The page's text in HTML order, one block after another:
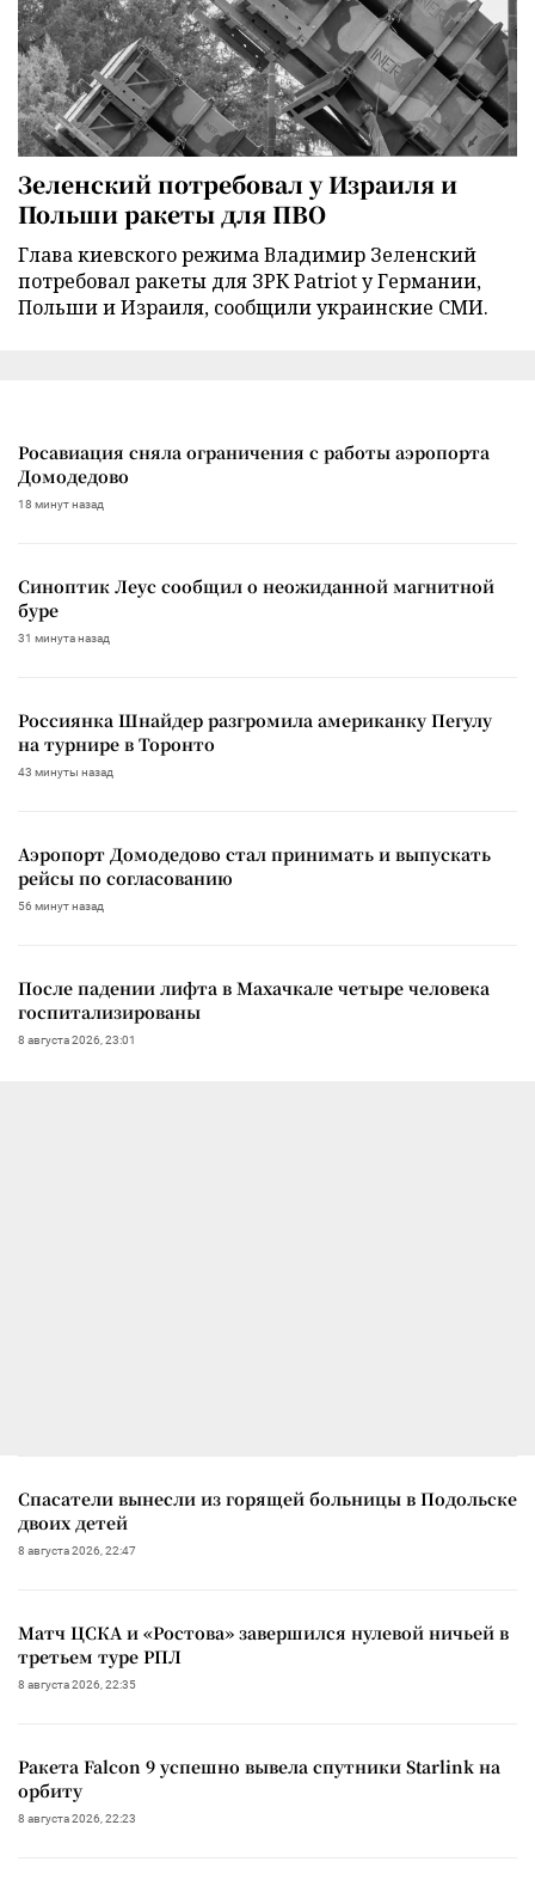
Зеленский потребовал у Израиля и
Польши ракеты для ПВО
Глава киевского режима Владимир Зеленский
потребовал ракеты для ЗРК Patriot у Германии,
Польши и Израиля, сообщили украинские СМИ.
Росавиация сняла ограничения с работы аэропорта
Домодедово
18 минут назад
Синоптик Леус сообщил о неожиданной магнитной
буре
31 минута назад
Россиянка Шнайдер разгромила американку Пегулу
на турнире в Торонто
43 минуты назад
Аэропорт Домодедово стал принимать и выпускать
рейсы по согласованию
56 минут назад
После падении лифта в Махачкале четыре человека
госпитализированы
8 августа 2026, 23:01
Спасатели вынесли из горящей больницы в Подольске
двоих детей
8 августа 2026, 22:47
Матч ЦСКА и «Ростова» завершился нулевой ничьей в
третьем туре РПЛ
8 августа 2026, 22:35
Ракета Falcon 9 успешно вывела спутники Starlink на
орбиту
8 августа 2026, 22:23